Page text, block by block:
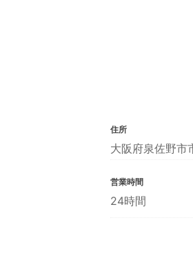
住所
大阪府泉佐野市
営業時間
24時間